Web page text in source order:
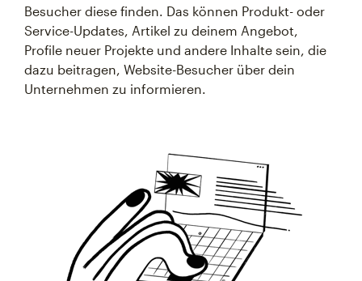
Besucher diese finden. Das können Produkt- oder
Service-Updates, Artikel zu deinem Angebot,
Profile neuer Projekte und andere Inhalte sein, die
dazu beitragen, Website-Besucher über dein
Unternehmen zu informieren.